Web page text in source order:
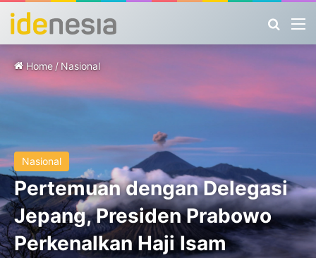
Home / Nasional
Nasional
Pertemuan dengan Delegasi
Jepang, Presiden Prabowo
Perkenalkan Haji Isam